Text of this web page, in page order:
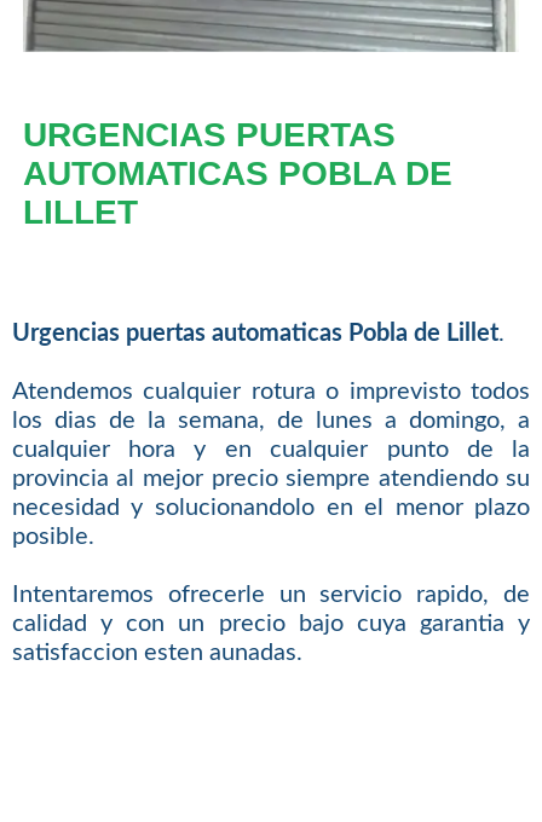
URGENCIAS PUERTAS
AUTOMATICAS POBLA DE
LILLET
Urgencias puertas automaticas Pobla de Lillet.
Atendemos cualquier rotura o imprevisto todos
los dias de la semana, de lunes a domingo, a
cualquier hora y en cualquier punto de la
provincia al mejor precio siempre atendiendo su
necesidad y solucionandolo en el menor plazo
posible.
Intentaremos ofrecerle un servicio rapido, de
calidad y con un precio bajo cuya garantia y
satisfaccion esten aunadas.